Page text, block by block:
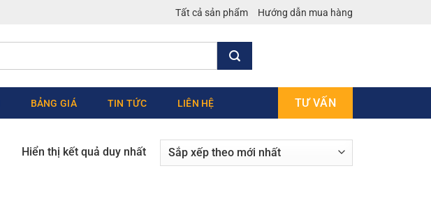
Tất cả sản phẩm Hướng dẫn mua hàng
BẢNG GIÁ TIN TỨC LIÊN HỆ TƯ VẤN
Hiển thị kết quả duy nhất